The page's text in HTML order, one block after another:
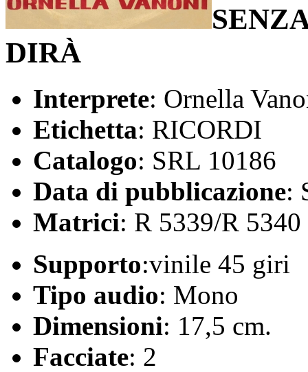
DIRÀ
Interprete: Ornella
Etichetta: RICORDI
Catalogo: SRL 10186
Data di pubblicazione:
Matrici: R 5339/R 5340
Supporto:vinile 45 giri
Tipo audio: Mono
Dimensioni: 17,5 cm.
Facciate: 2